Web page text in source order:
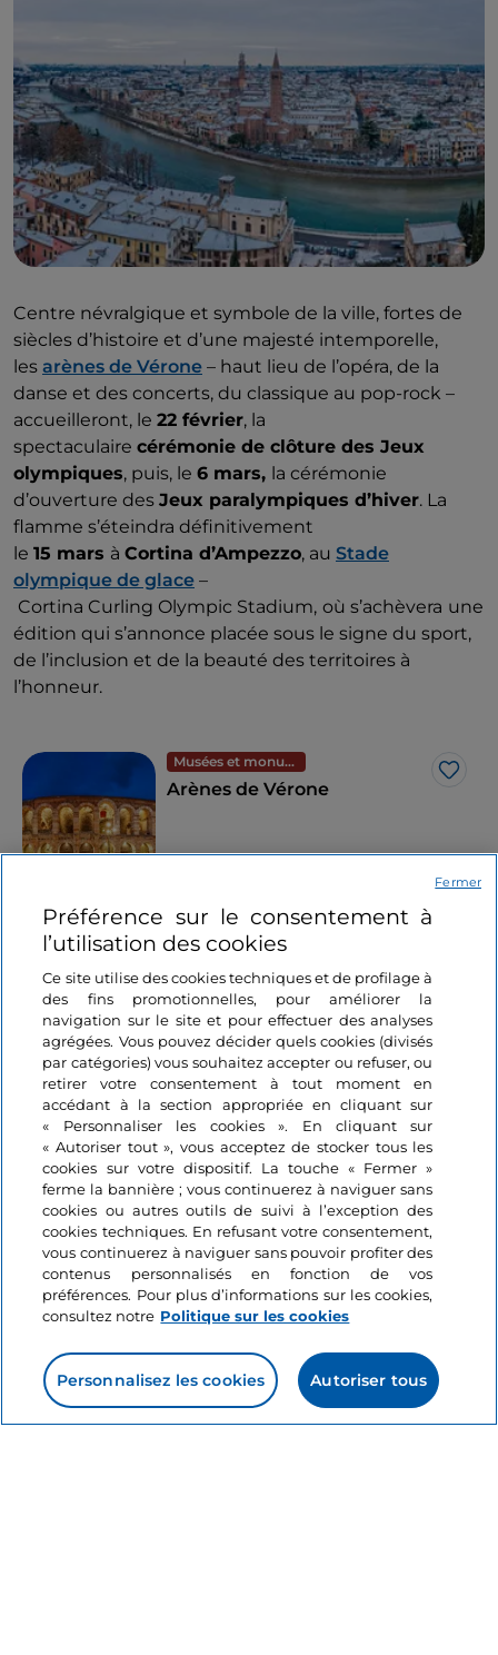
Centre névralgique et symbole de la ville, fortes de
siècles d’histoire et d’une majesté intemporelle,
les arènes de Vérone – haut lieu de l’opéra, de la
danse et des concerts, du classique au pop-rock –
accueilleront, le 22 février, la
spectaculaire cérémonie de clôture des Jeux
olympiques, puis, le 6 mars, la cérémonie
d’ouverture des Jeux paralympiques d’hiver. La
flamme s’éteindra définitivement
le 15 mars à Cortina d’Ampezzo, au Stade
olympique de glace –
Cortina Curling Olympic Stadium, où s’achèvera une
édition qui s’annonce placée sous le signe du sport,
de l’inclusion et de la beauté des territoires à
l’honneur.
Musées et monuments
Arènes de Vérone
Cela pourrait vous intéresser
Sport
J’aime
Les Jeux olympiques
d'hiver de Milan-
Cortina 2026
approchent : voici à
quoi vous attendre
5 minutes
Informations sur le site
Préférence sur le consentement à
l’utilisation des cookies
Ce site utilise des cookies techniques et de profilage à
des fins promotionnelles, pour améliorer la
navigation sur le site et pour effectuer des analyses
agrégées. Vous pouvez décider quels cookies (divisés
par catégories) vous souhaitez accepter ou refuser, ou
retirer votre consentement à tout moment en
accédant à la section appropriée en cliquant sur
« Personnaliser les cookies ». En cliquant sur
« Autoriser tout », vous acceptez de stocker tous les
cookies sur votre dispositif. La touche « Fermer »
ferme la bannière ; vous continuerez à naviguer sans
cookies ou autres outils de suivi à l’exception des
cookies techniques. En refusant votre consentement,
vous continuerez à naviguer sans pouvoir profiter des
contenus personnalisés en fonction de vos
préférences. Pour plus d’informations sur les cookies,
consultez notre Politique sur les cookies
Personnalisez les cookies Autoriser tous
Fermer